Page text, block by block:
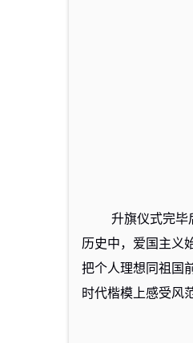
升旗仪式完毕
历史中，爱国主义
把个人理想同祖国
时代楷模上感受风